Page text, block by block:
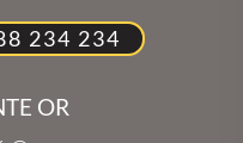
234 234
OR